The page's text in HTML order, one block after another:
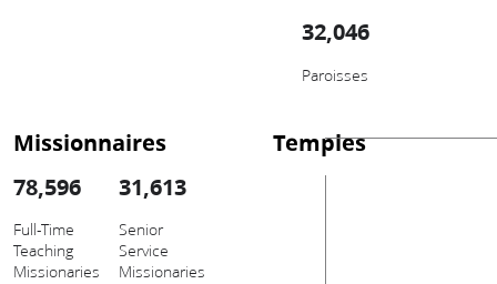
32,046
Paroisses
Missionnaires
78,596
Full-Time
Teaching
Missionaries
31,613
Senior
Service
Missionaries
Temples